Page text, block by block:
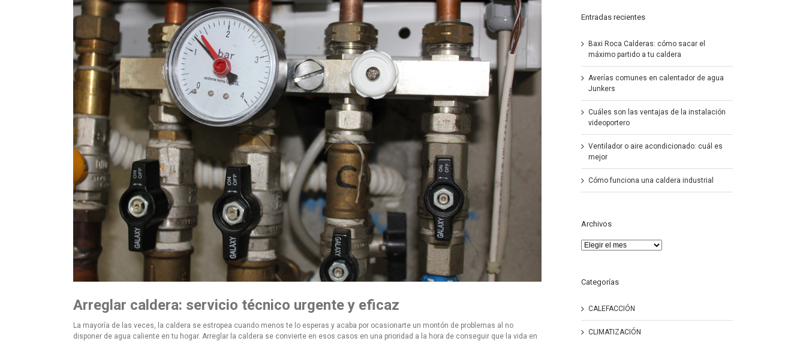
Arreglar caldera: servicio técnico urgente y eficaz
La mayoría de las veces, la caldera se estropea cuando menos te lo esperas y acaba por ocasionarte un montón de problemas al no
disponer de agua caliente en tu hogar. Arreglar la caldera se convierte en esos casos en una prioridad a la hora de conseguir que la vida en
Entradas recientes
Baxi Roca Calderas: cómo sacar el
máximo partido a tu caldera
Averías comunes en calentador de agua
Junkers
Cuáles son las ventajas de la instalación
videoportero
Ventilador o aire acondicionado: cuál es
mejor
Cómo funciona una caldera industrial
Archivos
Archivos
Categorías
CALEFACCIÓN
CLIMATIZACIÓN